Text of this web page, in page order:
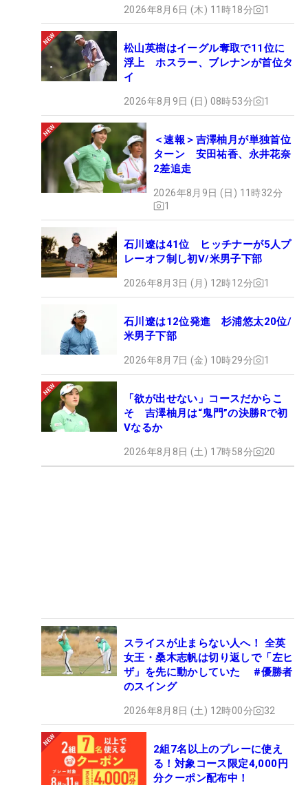
2026年8月6日 (木) 11時18分 1
松山英樹はイーグル奪取で11位に
浮上 ホスラー、ブレナンが首位タ
イ
2026年8月9日 (日) 08時53分 1
＜速報＞吉澤柚月が単独首位
ターン 安田祐香、永井花奈
2差追走
2026年8月9日 (日) 11時32分
1
石川遼は41位 ヒッチナーが5人プ
レーオフ制し初V/米男子下部
2026年8月3日 (月) 12時12分 1
石川遼は12位発進 杉浦悠太20位/
米男子下部
2026年8月7日 (金) 10時29分 1
「欲が出せない」コースだからこ
そ 吉澤柚月は“鬼門”の決勝Rで初
Vなるか
2026年8月8日 (土) 17時58分 20
スライスが止まらない人へ！ 全英
女王・桑木志帆は切り返しで「左ヒ
ザ」を先に動かしていた #優勝者
のスイング
2026年8月8日 (土) 12時00分 32
2組7名以上のプレーに使え
る！対象コース限定4,000円
分クーポン配布中！